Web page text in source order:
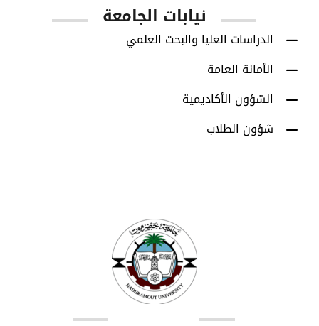
نيابات الجامعة
الدراسات العليا والبحث العلمي
الأمانة العامة
الشؤون الأكاديمية
شؤون الطلاب